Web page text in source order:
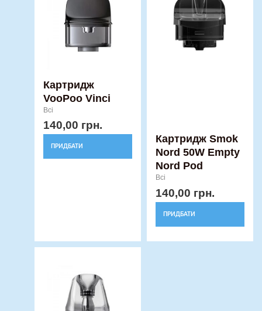
Картридж
VooPoo Vinci
Всі
140,00 грн.
ПРИДБАТИ
Картридж Smok
Nord 50W Empty
Nord Pod
Всі
140,00 грн.
ПРИДБАТИ